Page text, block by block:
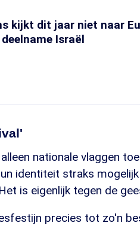
kijkt dit jaar niet naar
Israël
nationale vlaggen
identiteit straks
is eigenlijk tegen de
precies tot zo'n